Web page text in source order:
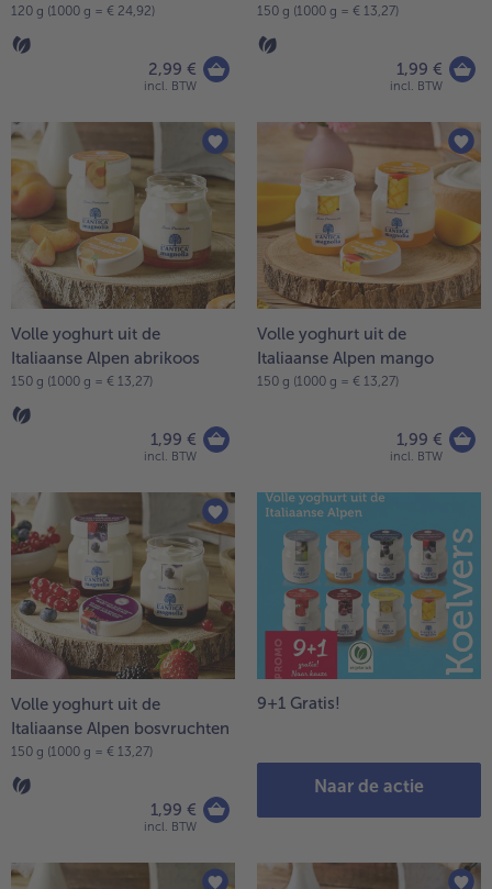
- 5 € bij aankoop van 7 maaltijden naar keuze
120 g (1000 g = € 24,92)
2,99 €
incl. BTW
150 g (1000 g = € 13,27)
1,99 €
incl. BTW
Volle yoghurt uit de
Italiaanse Alpen abrikoos
150 g (1000 g = € 13,27)
1,99 €
incl. BTW
Volle yoghurt uit de
Italiaanse Alpen mango
150 g (1000 g = € 13,27)
1,99 €
incl. BTW
Volle yoghurt uit de
Italiaanse Alpen bosvruchten
150 g (1000 g = € 13,27)
1,99 €
incl. BTW
9+1 Gratis!
Naar de actie